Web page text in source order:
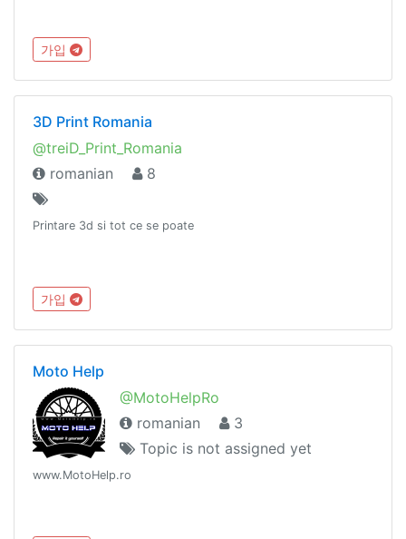
가입
3D Print Romania
@treiD_Print_Romania
romanian
8
Printare 3d si tot ce se poate
가입
Moto Help
@MotoHelpRo
romanian
3
Topic is not assigned yet
www.MotoHelp.ro